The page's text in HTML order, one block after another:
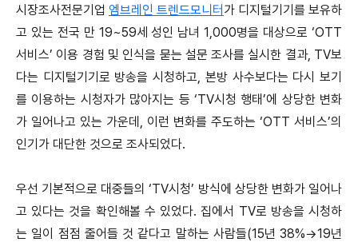
시장조사전문기업 엠브레인 트렌드모니터 가 디지털기기를 보유하
고 있는 전국 만 19~59세 성인 남녀 1,000명을 대상으로 ‘OTT
서비스’ 이용 경험 및 인식을 묻는 설문 조사를 실시한 결과, TV보
다는 디지털기기로 방송을 시청하고, 본방 사수보다는 다시 보기
를 이용하는 시청자가 많아지는 등 ‘TV시청 행태’에 상당한 변화
가 일어나고 있는 가운데, 이런 변화를 주도하는 ‘OTT 서비스’의
인기가 대단한 것으로 조사되었다.
우선 기본적으로 대중들의 ‘TV시청’ 방식에 상당한 변화가 일어나
고 있다는 것을 확인해볼 수 있었다. 집에서 TV로 방송을 시청하
는 일이 점점 줄어들 것 같다고 말하는 사람들(15년 38%→19년